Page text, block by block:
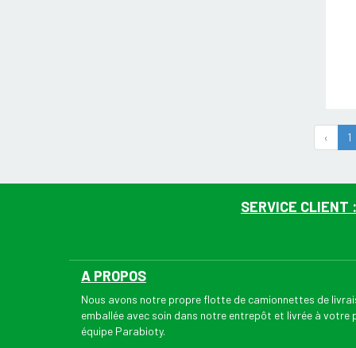
‹ 1
SERVICE CLIENT :
A PROPOS
Nous avons notre propre flotte de camionnettes de
emballée avec soin dans notre entrepôt et livrée à
équipe Parabioty.